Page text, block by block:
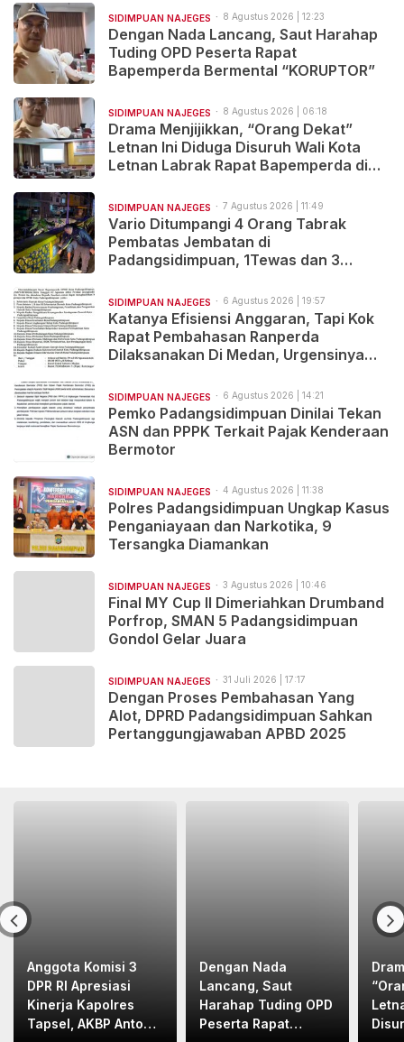
SIDIMPUAN NAJEGES 8 Agustus 2026 | 12:23
Dengan Nada Lancang, Saut Harahap
Tuding OPD Peserta Rapat
Bapemperda Bermental “KORUPTOR”
SIDIMPUAN NAJEGES 8 Agustus 2026 | 06:18
Drama Menjijikkan, “Orang Dekat”
Letnan Ini Diduga Disuruh Wali Kota
Letnan Labrak Rapat Bapemperda di
SIDIMPUAN NAJEGES 7 Agustus 2026 | 11:49
Vario Ditumpangi 4 Orang Tabrak
Pembatas Jembatan di
Padangsidimpuan, 1Tewas dan 3
SIDIMPUAN NAJEGES 6 Agustus 2026 | 19:57
Katanya Efisiensi Anggaran, Tapi Kok
Rapat Pembahasan Ranperda
Dilaksanakan Di Medan, Urgensinya
SIDIMPUAN NAJEGES 6 Agustus 2026 | 14:21
Pemko Padangsidimpuan Dinilai Tekan
ASN dan PPPK Terkait Pajak Kenderaan
Bermotor
SIDIMPUAN NAJEGES 4 Agustus 2026 | 11:38
Polres Padangsidimpuan Ungkap Kasus
Penganiayaan dan Narkotika, 9
Tersangka Diamankan
SIDIMPUAN NAJEGES 3 Agustus 2026 | 10:46
Final MY Cup II Dimeriahkan Drumband
Porfrop, SMAN 5 Padangsidimpuan
Gondol Gelar Juara
SIDIMPUAN NAJEGES 31 Juli 2026 | 17:17
Dengan Proses Pembahasan Yang
Alot, DPRD Padangsidimpuan Sahkan
Pertanggungjawaban APBD 2025
Anggota Komisi 3
DPR RI Apresiasi
Kinerja Kapolres
Tapsel, AKBP Anton
Dengan Nada
Lancang, Saut
Harahap Tuding OPD
Peserta Rapat